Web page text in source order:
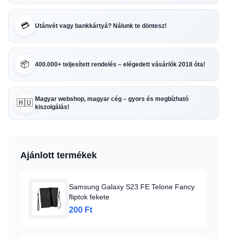
💳 Utánvét vagy bankkártyá? Nálunk te döntesz!
📦 400.000+ teljesített rendelés – elégedett vásárlók 2018 óta!
🇭🇺 Magyar webshop, magyar cég – gyors és megbízható
kiszolgálás!
Ajánlott termékek
Samsung Galaxy S23.FE Telone Fancy
fliptok fekete
200 Ft